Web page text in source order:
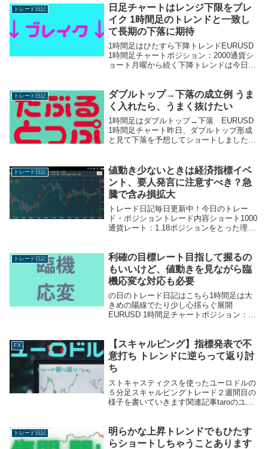
トレード日記
日足チャートはレンジ下限をブレ
イク 1時間足のトレンドと一致し
て長期の下落に期待
1時間足はひたすら下降トレンドEURUSD
1時間足チャートポジション：2000通貨シ
ョート月曜から続く下降トレンドは今日も
売り増しできました昨日の記事に書いた予
定...
トレード日記
ダブルトップ→下落の成立例 うま
く入れたら、うまく抜けたい
1時間足はダブルトップ→下落 EURUSD
1時間足チャート昨日、ダブルトップ形成
と見て下落を予想してショートしました
すが、若干戻したところここからもう１回
下がると...
トレード日記
値動き少ないときは経済指標イベ
ント、要人発言に注意すべき？急
騰で含み損拡大
トレード日記毎日更新中！今日のトレー
ド・ポジショントレード内容ショート1000
通貨レート：1.18ポジションをとった理由
標）損切り価格：不明・目標：1.172以
下...
トレード日記
利確の目標レート目指して握るの
もいいけど、値動きを見ながら臨
機応変な対応も必要
の日のトレード日記はこちら1時間足は大
きめの陽線でたり少し心揺らぐ展開
EURUSD 1時間足チャートポジション：シ
しましたですが、そこから大して下げない
うちにま...
FX
【スキャルピング】指標発表で不
意打ち トレンドに逆らって返り討
ち
ストキャスティクスを使ったユーロドルの
５分足スキャルピングトレード２週間目の
様子を書いていきます関連記事taroのユー
貨くらいを基本にトレードしてきました
が...
トレード日記
明らかな上昇トレンドでもひたす
らショートしちゃうことあります